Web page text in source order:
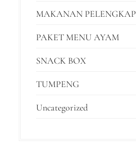
MAKANAN PELENGKAP
PAKET MENU AYAM
SNACK BOX
TUMPENG
Uncategorized